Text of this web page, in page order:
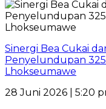
Sinergi Bea Cukai
Penyelundupan 325
Lhokseumawe
28 Juni 2026 | 5:20